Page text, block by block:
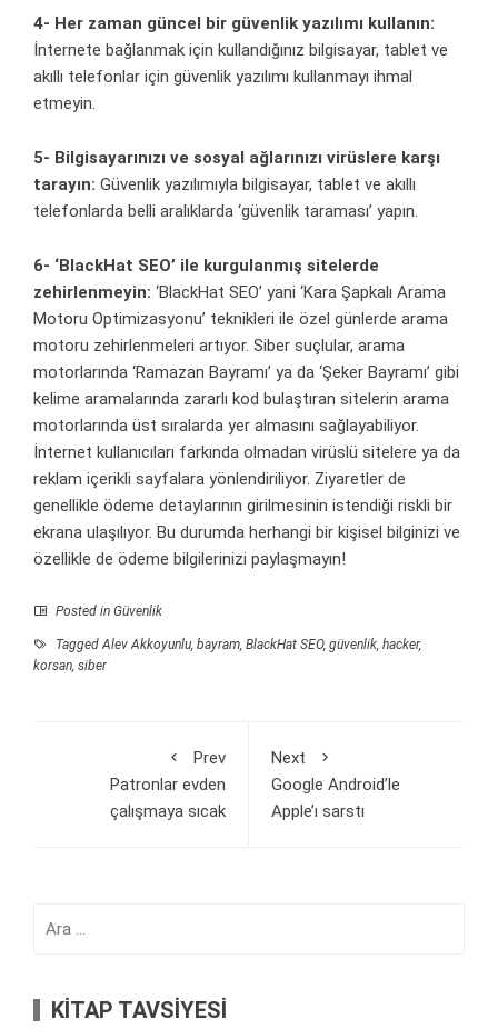
4- Her zaman güncel bir güvenlik yazılımı kullanın:
İnternete bağlanmak için kullandığınız bilgisayar, tablet ve
akıllı telefonlar için güvenlik yazılımı kullanmayı ihmal
etmeyin.
5- Bilgisayarınızı ve sosyal ağlarınızı virüslere karşı
tarayın: Güvenlik yazılımıyla bilgisayar, tablet ve akıllı
telefonlarda belli aralıklarda ‘güvenlik taraması’ yapın.
6- ‘BlackHat SEO’ ile kurgulanmış sitelerde
zehirlenmeyin: ‘BlackHat SEO’ yani ‘Kara Şapkalı Arama
Motoru Optimizasyonu’ teknikleri ile özel günlerde arama
motoru zehirlenmeleri artıyor. Siber suçlular, arama
motorlarında ‘Ramazan Bayramı’ ya da ‘Şeker Bayramı’ gibi
kelime aramalarında zararlı kod bulaştıran sitelerin arama
motorlarında üst sıralarda yer almasını sağlayabiliyor.
İnternet kullanıcıları farkında olmadan virüslü sitelere ya da
reklam içerikli sayfalara yönlendiriliyor. Ziyaretler de
genellikle ödeme detaylarının girilmesinin istendiği riskli bir
ekrana ulaşılıyor. Bu durumda herhangi bir kişisel bilginizi ve
özellikle de ödeme bilgilerinizi paylaşmayın!
Posted in Güvenlik
TaggedAlev Akkoyunlu, bayram, BlackHat SEO, güvenlik, hacker,
korsan, siber
Prev
Patronlar evden
çalışmaya sıcak
Next
Google Android’le
Apple’ı sarstı
KİTAP TAVSİYESİ